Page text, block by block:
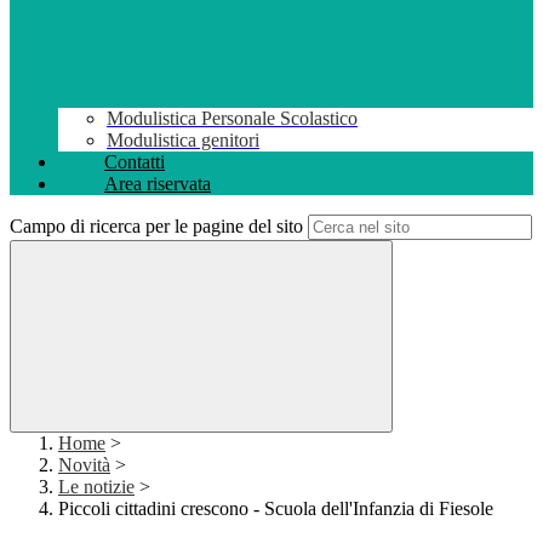
Modulistica Personale Scolastico
Modulistica genitori
Contatti
Area riservata
Campo di ricerca per le pagine del sito
Home >
Novità >
Le notizie >
Piccoli cittadini crescono - Scuola dell'Infanzia di Fiesole